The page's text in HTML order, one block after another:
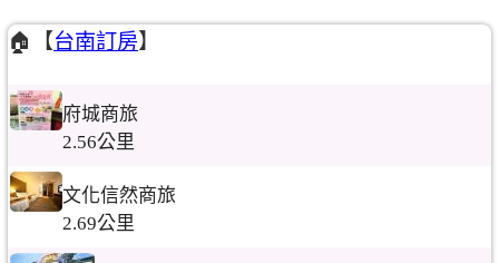
🏠【台南訂房】
府城商旅
2.56公里
文化信然商旅
2.69公里